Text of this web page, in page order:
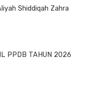
Shiddiqah Zahra
PPDB TAHUN 2026